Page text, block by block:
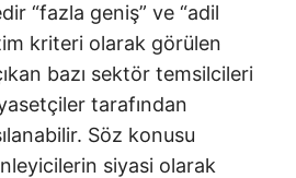
“fazla geniş” ve “adil
kriteri olarak görülen
bazı sektör temsilcileri
tarafından
Söz konusu
siyasi olarak